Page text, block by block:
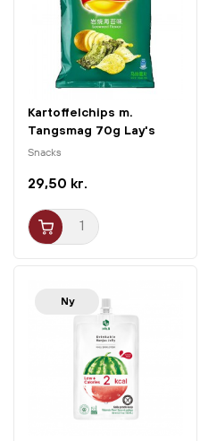
Kartoffelchips m.
Tangsmag 70g Lay's
Snacks
29,50 kr.
Ny